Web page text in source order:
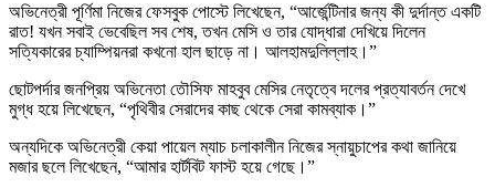
অভিনেত্রী পূর্ণিমা নিজের ফেসবুক পোস্টে লিখেছেন, “আর্জেন্টিনার জন্য কী দুর্দান্ত একটি
রাত! যখন সবাই ভেবেছিল সব শেষ, তখন মেসি ও তার যোদ্ধারা দেখিয়ে দিলেন
সত্যিকারের চ্যাম্পিয়নরা কখনো হাল ছাড়ে না। আলহামদুলিল্লাহ।”
ছোটপর্দার জনপ্রিয় অভিনেতা তৌসিফ মাহবুব মেসির নেতৃত্বে দলের প্রত্যাবর্তন দেখে
মুগ্ধ হয়ে লিখেছেন, “পৃথিবীর সেরাদের কাছ থেকে সেরা কামব্যাক।”
অন্যদিকে অভিনেত্রী কেয়া পায়েল ম্যাচ চলাকালীন নিজের স্নায়ুচাপের কথা জানিয়ে
মজার ছলে লিখেছেন, “আমার হার্টবিট ফাস্ট হয়ে গেছে।”